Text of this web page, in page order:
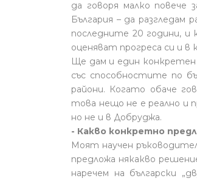
да говоря малко повече
България – да разгледам
последните 20 години, и
оценяват прогреса си и
Ще дам и един конкретен
със способностите по
райони. Когато обаче
това нещо не е реално и
но не и в Добруджа.
- Какво конкретно
Моят научен
предложа някакво
наречем на български